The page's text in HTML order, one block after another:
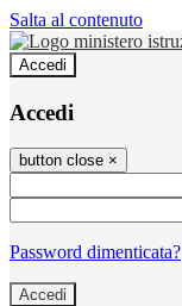
Salta al contenuto
Accedi
Accedi
button close ×
Password dimenticata?